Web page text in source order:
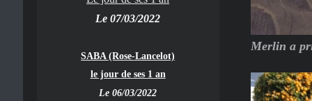
Merlin a
Le 07/03/2022
SABA (Rose-Lancelot)
le jour de ses 1 an
Le 06/03/2022